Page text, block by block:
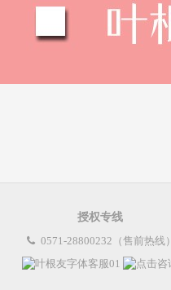
授权专线
0571-28800232（售前热线）